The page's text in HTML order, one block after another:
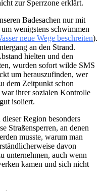
zur Sperrzone erklärt.
Badesachen nur mit
wenigstens schwimmen
neue Wege beschreiten).
an den Strand.
hielten und den
wurden sofort wilde SMS
um herauszufinden, wer
dem Zeitpunkt schon
ihrer sozialen Kontrolle
isoliert.
Region besonders
Straßensperren, an denen
musste, warum man
davon
unternehmen, auch wenn
kamen und sich nicht